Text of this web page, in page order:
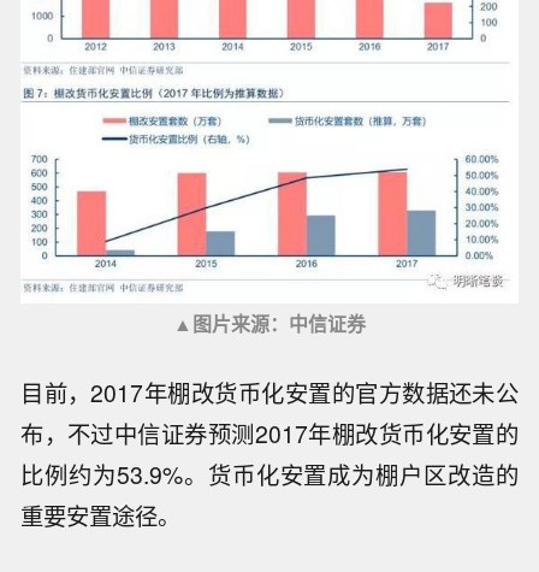
▲图片来源：中信证券
目前，2017年棚改货币化安置的官方数据还未公
布，不过中信证券预测2017年棚改货币化安置的
比例约为53.9%。货币化安置成为棚户区改造的
重要安置途径。